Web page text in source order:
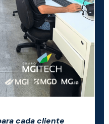
cada cliente